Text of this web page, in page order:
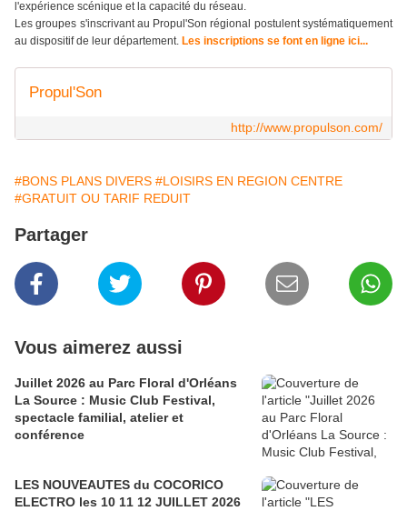
l'expérience scénique et la capacité du réseau.
Les groupes s'inscrivant au Propul'Son régional postulent systématiquement
au dispositif de leur département. Les inscriptions se font en ligne ici...
Propul'Son
http://www.propulson.com/
#BONS PLANS DIVERS #LOISIRS EN REGION CENTRE
#GRATUIT OU TARIF REDUIT
Partager
Vous aimerez aussi
Juillet 2026 au Parc Floral d'Orléans
La Source : Music Club Festival,
spectacle familial, atelier et
conférence
LES NOUVEAUTES du COCORICO
ELECTRO les 10 11 12 JUILLET 2026